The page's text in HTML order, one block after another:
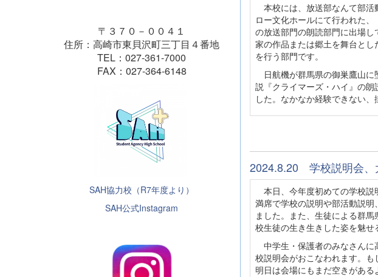
本校には、放送部なんて部活
ロー文化ホールにて行われた
の放送部門の朗読部門に出場
家の作品または郷土を舞台と
を行う部門です。
日航機が群馬県の御巣鷹山に
説『クライマーズ・ハイ』の
した。なかなか経験できない、
2024.8.20 学校説明会、
本日、今年度初めての学校説
満席で学校の説明や部活動説
ました。また、生徒による群
校生徒の生き生きした姿を魅せ
中学生・保護者のみなさんに
校説明会がおこなわれます。も
明日は会場にもまだ空きがある
〒３７０－００４１
住所：高崎市東貝沢町三丁目４番地
TEL：027-361-7000
FAX：027-364-6148
SAH協力校（R7年度より）
SAH公式Instagram